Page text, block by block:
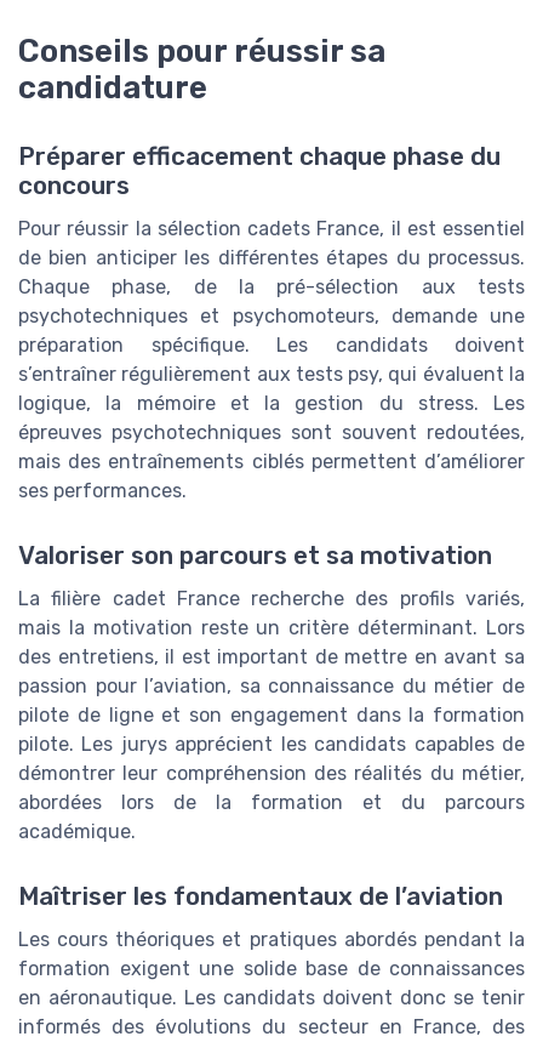
Conseils pour réussir sa
candidature
Préparer efficacement chaque phase du
concours
Pour réussir la sélection cadets France, il est essentiel
de bien anticiper les différentes étapes du processus.
Chaque phase, de la pré-sélection aux tests
psychotechniques et psychomoteurs, demande une
préparation spécifique. Les candidats doivent
s’entraîner régulièrement aux tests psy, qui évaluent la
logique, la mémoire et la gestion du stress. Les
épreuves psychotechniques sont souvent redoutées,
mais des entraînements ciblés permettent d’améliorer
ses performances.
Valoriser son parcours et sa motivation
La filière cadet France recherche des profils variés,
mais la motivation reste un critère déterminant. Lors
des entretiens, il est important de mettre en avant sa
passion pour l’aviation, sa connaissance du métier de
pilote de ligne et son engagement dans la formation
pilote. Les jurys apprécient les candidats capables de
démontrer leur compréhension des réalités du métier,
abordées lors de la formation et du parcours
académique.
Maîtriser les fondamentaux de l’aviation
Les cours théoriques et pratiques abordés pendant la
formation exigent une solide base de connaissances
en aéronautique. Les candidats doivent donc se tenir
informés des évolutions du secteur en France, des